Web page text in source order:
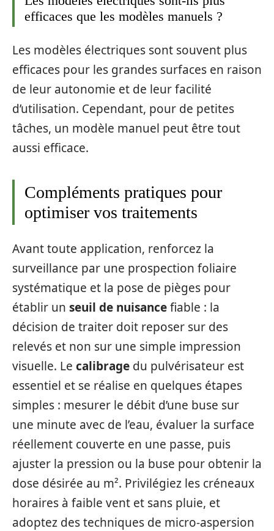
efficaces que les modèles manuels ?
Les modèles électriques sont souvent plus
efficaces pour les grandes surfaces en raison
de leur autonomie et de leur facilité
d’utilisation. Cependant, pour de petites
tâches, un modèle manuel peut être tout
aussi efficace.
Compléments pratiques pour
optimiser vos traitements
Avant toute application, renforcez la
surveillance par une prospection foliaire
systématique et la pose de pièges pour
établir un seuil de nuisancefiable : la
décision de traiter doit reposer sur des
relevés et non sur une simple impression
visuelle. Le calibrage du pulvérisateur est
essentiel et se réalise en quelques étapes
simples : mesurer le débit d’une buse sur
une minute avec de l’eau, évaluer la surface
réellement couverte en une passe, puis
ajuster la pression ou la buse pour obtenir la
dose désirée au m². Privilégiez les créneaux
horaires à faible vent et sans pluie, et
adoptez des techniques de micro-aspersion